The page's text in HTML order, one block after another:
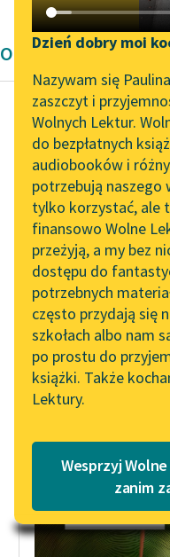
Katalog DAISY
Podkasty o książkach
Aktualności
„Prokurator Alicja Horn”
do słuchania
Byliśmy częścią AI Impact
Lab
Zapraszamy na spotkanie
online z tłumaczkami
literatury skandynawskiej
Spotkanie z Katarzyną
Tunkiel w Oslo
102. lata temu zmarł
Joseph Conrad
Lektury szkolne i klasyka
literatury do słuchania
uczennic i uczniów z
niepełnosprawnościami
Dzień dobry moi
Nazywam się
zaszczyt i
Wolnych Lektur.
do bezpłatnych
audiobooków i
potrzebują naszego
tylko korzystać, ale
finansowo Wolne
przeżyją, a my bez
dostępu do
potrzebnych
często przydają się
szkołach albo nam
po prostu do
książki. Także
Lektury.
Wesprzyj
zanim
Opowiadanie